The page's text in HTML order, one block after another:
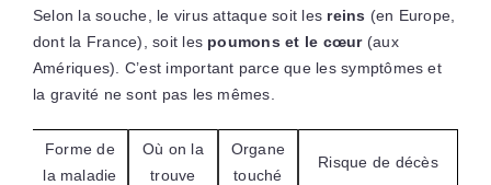
Selon la souche, le virus attaque soit les reins (en Europe,
dont la France), soit les poumons et le cœur(aux
Amériques). C’est important parce que les symptômes et
la gravité ne sont pas les mêmes.
Forme de
la maladie
Où on la
trouve
Organe
touché
Risque de décès